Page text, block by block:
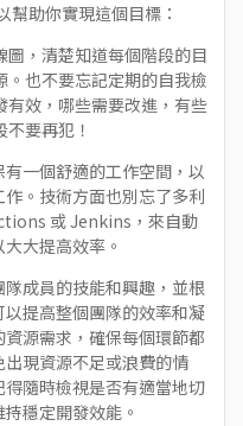
幫助你實現這個目標：
，清楚知道每個階段的目
也不要忘記定期的自我檢
效，哪些需要改進，有些
要再犯！
一個舒適的工作空間，以
。技術方面也別忘了多利
或 Jenkins，來自動
大提高效率。
成員的技能和興趣，並根
提高整個團隊的效率和凝
源需求，確保每個環節都
現資源不足或浪費的情
隨時檢視是否有適當地切
穩定開發效能。